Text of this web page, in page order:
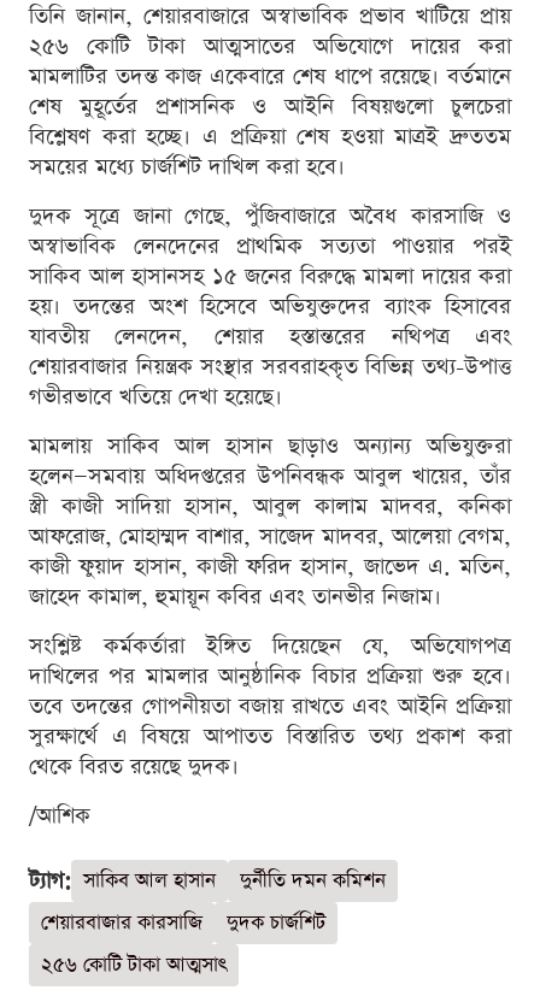
তিনি জানান, শেয়ারবাজারে অস্বাভাবিক প্রভাব খাটিয়ে প্রায়
২৫৬ কোটি টাকা আত্মসাতের অভিযোগে দায়ের করা
মামলাটির তদন্ত কাজ একেবারে শেষ ধাপে রয়েছে। বর্তমানে
শেষ মুহূর্তের প্রশাসনিক ও আইনি বিষয়গুলো চুলচেরা
বিশ্লেষণ করা হচ্ছে। এ প্রক্রিয়া শেষ হওয়া মাত্রই দ্রুততম
সময়ের মধ্যে চার্জশিট দাখিল করা হবে।
দুদক সূত্রে জানা গেছে, পুঁজিবাজারে অবৈধ কারসাজি ও
অস্বাভাবিক লেনদেনের প্রাথমিক সত্যতা পাওয়ার পরই
সাকিব আল হাসানসহ ১৫ জনের বিরুদ্ধে মামলা দায়ের করা
হয়। তদন্তের অংশ হিসেবে অভিযুক্তদের ব্যাংক হিসাবের
যাবতীয় লেনদেন, শেয়ার হস্তান্তরের নথিপত্র এবং
শেয়ারবাজার নিয়ন্ত্রক সংস্থার সরবরাহকৃত বিভিন্ন তথ্য-উপাত্ত
গভীরভাবে খতিয়ে দেখা হয়েছে।
মামলায় সাকিব আল হাসান ছাড়াও অন্যান্য অভিযুক্তরা
হলেন—সমবায় অধিদপ্তরের উপনিবন্ধক আবুল খায়ের, তাঁর
স্ত্রী কাজী সাদিয়া হাসান, আবুল কালাম মাদবর, কনিকা
আফরোজ, মোহাম্মদ বাশার, সাজেদ মাদবর, আলেয়া বেগম,
কাজী ফুয়াদ হাসান, কাজী ফরিদ হাসান, জাভেদ এ. মতিন,
জাহেদ কামাল, হুমায়ূন কবির এবং তানভীর নিজাম।
সংশ্লিষ্ট কর্মকর্তারা ইঙ্গিত দিয়েছেন যে, অভিযোগপত্র
দাখিলের পর মামলার আনুষ্ঠানিক বিচার প্রক্রিয়া শুরু হবে।
তবে তদন্তের গোপনীয়তা বজায় রাখতে এবং আইনি প্রক্রিয়া
সুরক্ষার্থে এ বিষয়ে আপাতত বিস্তারিত তথ্য প্রকাশ করা
থেকে বিরত রয়েছে দুদক।
/আশিক
ট্যাগ: সাকিব আল হাসান
দুর্নীতি দমন কমিশন
শেয়ারবাজার কারসাজি
দুদক চার্জশিট
২৫৬ কোটি টাকা আত্মসাৎ